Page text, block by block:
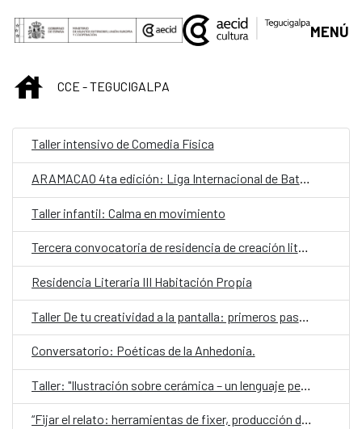
Saltar al contenido principal
MENÚ
INICIOCCE - TEGUCIGALPA
Taller intensivo de Comedia Física
ARAMACAO 4ta edición: Liga Internacional de Batallas de Rap Escritas
Taller infantil: Calma en movimiento
Tercera convocatoria de residencia de creación literaria
Residencia Literaria III Habitación Propia
Conversatorio: Poéticas de la Anhedonia.
Taller: "Ilustración sobre cerámica – un lenguaje personal”
“Fijar el relato: herramientas de fixer, producción de campo y asistencia de dirección en proyectos audiovisuales y periodísticos”